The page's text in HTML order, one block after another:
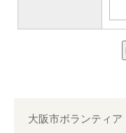
大阪市ボランティア